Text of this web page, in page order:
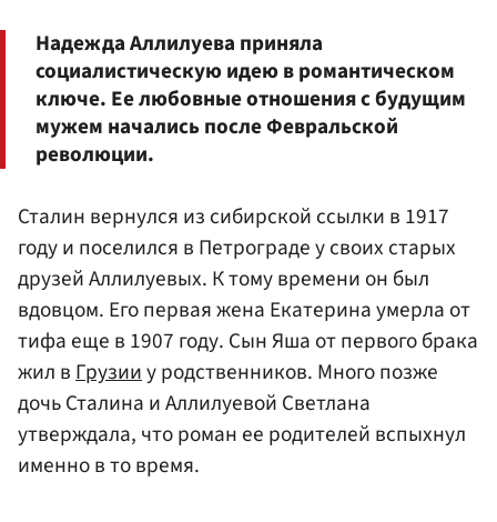
Надежда Аллилуева приняла
социалистическую идею в романтическом
ключе. Ее любовные отношения с будущим
мужем начались после Февральской
революции.
Сталин вернулся из сибирской ссылки в 1917
году и поселился в Петрограде у своих старых
друзей Аллилуевых. К тому времени он был
вдовцом. Его первая жена Екатерина умерла от
тифа еще в 1907 году. Сын Яша от первого брака
жил вГрузииу родственников. Много позже
дочь Сталина и Аллилуевой Светлана
утверждала, что роман ее родителей вспыхнул
именно в то время.